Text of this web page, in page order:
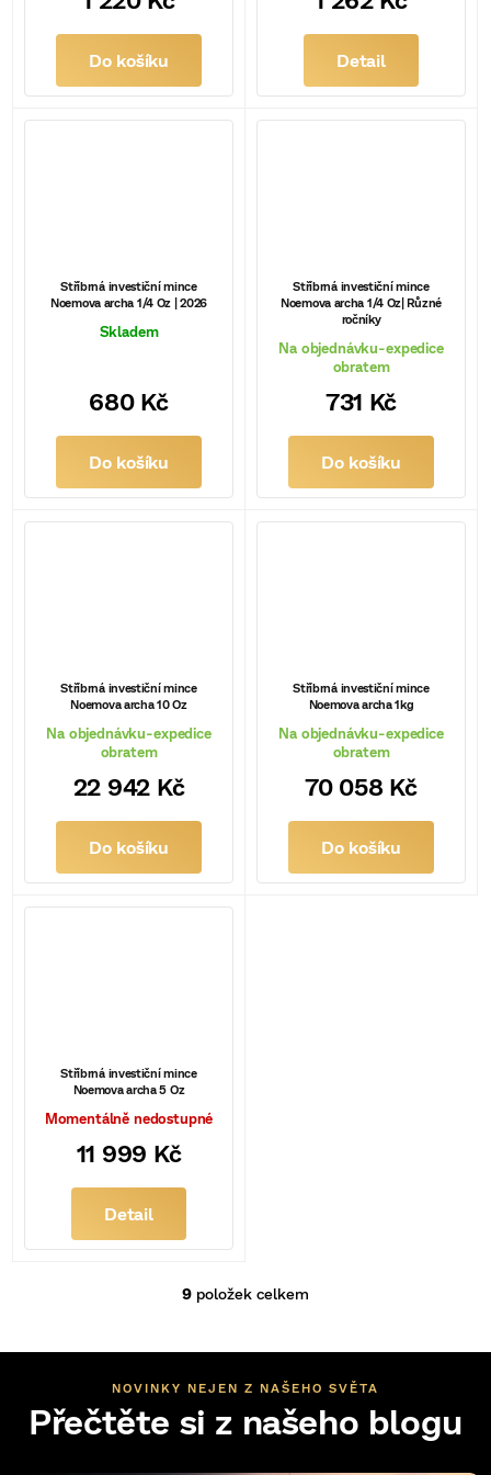
Do košíku Detail
Stříbrná investiční mince
Noemova archa 1/4 Oz | 2026
Skladem
680 Kč
Do košíku
Stříbrná investiční mince
Noemova archa 1/4 Oz| Různé
ročníky
Na objednávku-expedice
obratem
731 Kč
Do košíku
Stříbrná investiční mince
Noemova archa 10 Oz
Na objednávku-expedice
obratem
22 942 Kč
Do košíku
Stříbrná investiční mince
Noemova archa 1kg
Na objednávku-expedice
obratem
70 058 Kč
Do košíku
Stříbrná investiční mince
Noemova archa 5 Oz
Momentálně nedostupné
11 999 Kč
Detail
O
d
c
p
9 položek celkem
NOVINKY NEJEN Z NAŠEHO SVĚTA
Přečtěte si z našeho blogu